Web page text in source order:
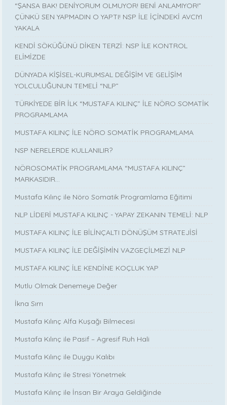
“ŞANSA BAK! DENİYORUM OLMUYOR! BENİ ANLAMIYOR!”
ÇÜNKÜ SEN YAPMADIN O YAPTI! NSP İLE İÇİNDEKİ AVCIYI
YAKALA
KENDİ SÖKÜĞÜNÜ DİKEN TERZİ: NSP İLE KONTROL
ELİMİZDE
DÜNYADA KİŞİSEL-KURUMSAL DEĞİŞİM VE GELİŞİM
YOLCULUĞUNUN TEMELİ “NLP”
TÜRKİYEDE BİR İLK “MUSTAFA KILINÇ” İLE NÖRO SOMATİK
PROGRAMLAMA
MUSTAFA KILINÇ İLE NÖRO SOMATİK PROGRAMLAMA
NSP NERELERDE KULLANILIR?
NÖROSOMATİK PROGRAMLAMA “MUSTAFA KILINÇ”
MARKASIDIR…
Mustafa Kılınç ile Nöro Somatik Programlama Eğitimi
NLP LİDERİ MUSTAFA KILINÇ - YAPAY ZEKANIN TEMELİ: NLP
MUSTAFA KILINÇ İLE BİLİNÇALTI DÖNÜŞÜM STRATEJİSİ
MUSTAFA KILINÇ İLE DEĞİŞİMİN VAZGEÇİLMEZİ NLP
MUSTAFA KILINÇ İLE KENDİNE KOÇLUK YAP
Mutlu Olmak Denemeye Değer
İkna Sırrı
Mustafa Kılınç Alfa Kuşağı Bilmecesi
Mustafa Kılınç ile Pasif – Agresif Ruh Hali
Mustafa Kılınç ile Duygu Kalıbı
Mustafa Kılınç ile Stresi Yönetmek
Mustafa Kılınç ile İnsan Bir Araya Geldiğinde